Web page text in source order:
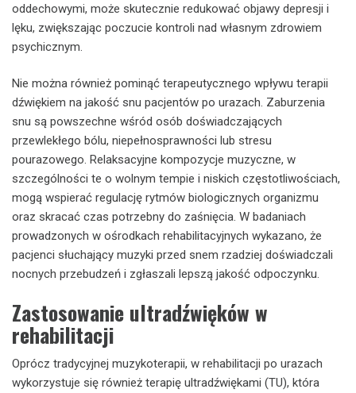
oddechowymi, może skutecznie redukować objawy depresji i
lęku, zwiększając poczucie kontroli nad własnym zdrowiem
psychicznym.
Nie można również pominąć terapeutycznego wpływu terapii
dźwiękiem na jakość snu pacjentów po urazach. Zaburzenia
snu są powszechne wśród osób doświadczających
przewlekłego bólu, niepełnosprawności lub stresu
pourazowego. Relaksacyjne kompozycje muzyczne, w
szczególności te o wolnym tempie i niskich częstotliwościach,
mogą wspierać regulację rytmów biologicznych organizmu
oraz skracać czas potrzebny do zaśnięcia. W badaniach
prowadzonych w ośrodkach rehabilitacyjnych wykazano, że
pacjenci słuchający muzyki przed snem rzadziej doświadczali
nocnych przebudzeń i zgłaszali lepszą jakość odpoczynku.
Zastosowanie ultradźwięków w
rehabilitacji
Oprócz tradycyjnej muzykoterapii, w rehabilitacji po urazach
wykorzystuje się również terapię ultradźwiękami (TU), która